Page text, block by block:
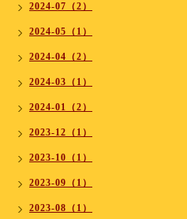
2024-07（2）
2024-05（1）
2024-04（2）
2024-03（1）
2024-01（2）
2023-12（1）
2023-10（1）
2023-09（1）
2023-08（1）